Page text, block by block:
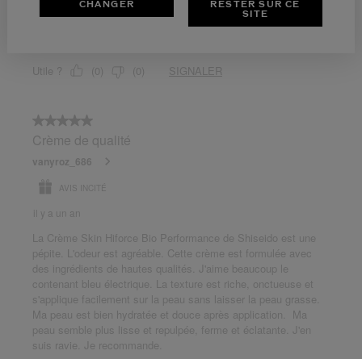
CHANGER
RESTER SUR CE
SITE